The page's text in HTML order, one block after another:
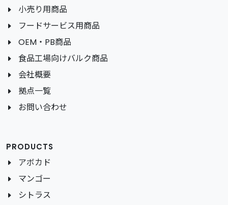
小売り用商品
フードサービス用商品
OEM・PB商品
食品工場向けバルク商品
会社概要
拠点一覧
お問い合わせ
PRODUCTS
アボカド
マンゴー
シトラス